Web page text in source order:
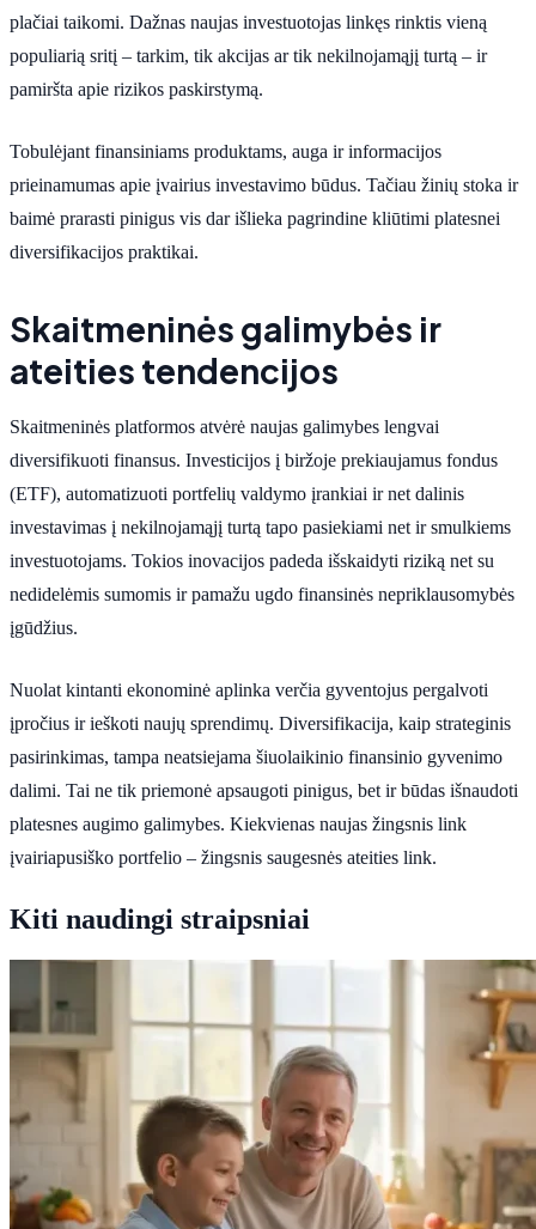
plačiai taikomi. Dažnas naujas investuotojas linkęs rinktis vieną
populiarią sritį – tarkim, tik akcijas ar tik nekilnojamąjį turtą – ir
pamiršta apie rizikos paskirstymą.
Tobulėjant finansiniams produktams, auga ir informacijos
prieinamumas apie įvairius investavimo būdus. Tačiau žinių stoka ir
baimė prarasti pinigus vis dar išlieka pagrindine kliūtimi platesnei
diversifikacijos praktikai.
Skaitmeninės galimybės ir
ateities tendencijos
Skaitmeninės platformos atvėrė naujas galimybes lengvai
diversifikuoti finansus. Investicijos į biržoje prekiaujamus fondus
(ETF), automatizuoti portfelių valdymo įrankiai ir net dalinis
investavimas į nekilnojamąjį turtą tapo pasiekiami net ir smulkiems
investuotojams. Tokios inovacijos padeda išskaidyti riziką net su
nedidelėmis sumomis ir pamažu ugdo finansinės nepriklausomybės
įgūdžius.
Nuolat kintanti ekonominė aplinka verčia gyventojus pergalvoti
įpročius ir ieškoti naujų sprendimų. Diversifikacija, kaip strateginis
pasirinkimas, tampa neatsiejama šiuolaikinio finansinio gyvenimo
dalimi. Tai ne tik priemonė apsaugoti pinigus, bet ir būdas išnaudoti
platesnes augimo galimybes. Kiekvienas naujas žingsnis link
įvairiapusiško portfelio – žingsnis saugesnės ateities link.
Kiti naudingi straipsniai